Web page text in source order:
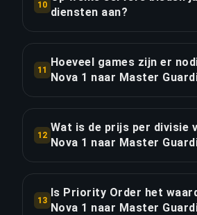
Gemiddelde reactietijd is minder
10
diensten aan?
(Europa West), EUNE (Europa
OCE, LAN/LAS, BR, TR, RU, KR,
11
Hoeveel games zijn er
Nova 1 naar Master
Priority Order bespaar je ~7 uur
12
Wat is de prijs per divisie
Nova 1 naar Master
2 kost €5.55 per divisie over 5
€27.74.
13
Is Priority Order het
Nova 1 naar Master